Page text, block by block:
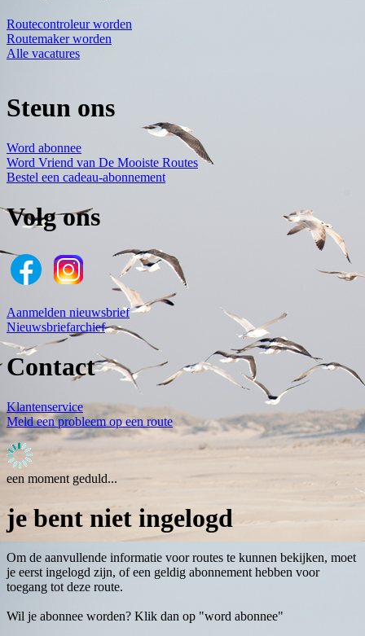
Routecontroleur worden
Routemaker worden
Alle vacatures
Steun ons
Word abonnee
Word Vriend van De Mooiste Routes
Bestel een cadeau-abonnement
Volg ons
Aanmelden nieuwsbrief
Nieuwsbriefarchief
Contact
Klantenservice
Meld een probleem op een route
een moment geduld...
je bent niet ingelogd
Om de aanvullende informatie voor routes te kunnen bekijken, moet
je eerst ingelogd zijn, of een geldig abonnement hebben voor
toegang tot deze route.
Wil je abonnee worden? Klik dan op "word abonnee"